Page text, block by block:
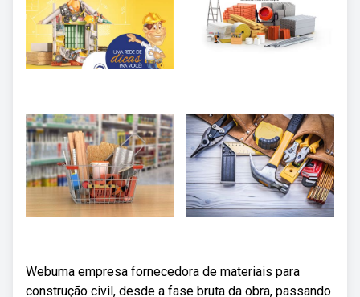
Webuma empresa fornecedora de materiais para
construção civil, desde a fase bruta da obra, passando